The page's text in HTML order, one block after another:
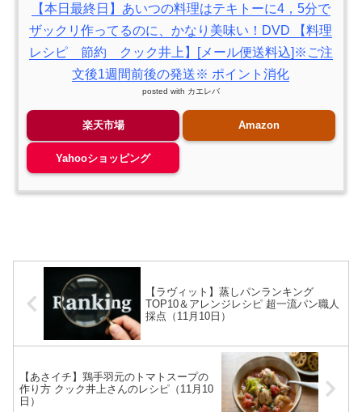
【本日最終日】あいつの料理はテキトーに4，5分で
ザックリ作ってるのに、かなり美味い！DVD 【料理
レシピ 節約 クック井上】[メール便送料込]※ご注
文後1週間前後の発送※ ポイント消化
posted with カエレバ
楽天市場 Amazon
Yahooショッピング
【ラヴィット】蒸しパンランキング
TOP10＆アレンジレシピ 超一流パン職人
採点（11月10日）
【あさイチ】鶏手羽元のトマトスープの
作り方 クック井上さんのレシピ（11月10
日）